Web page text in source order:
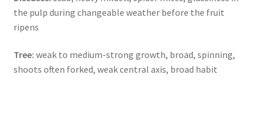
the pulp during changeable weather before the fruit
ripens
Tree: weak to medium-strong growth, broad, spinning,
shoots often forked, weak central axis, broad habit